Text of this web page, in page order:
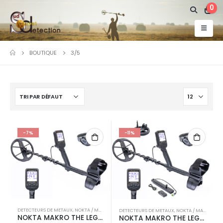
0
BOUTIQUE 3/5
-7%
DETECTEURS DE METAUX, NOKTA / MAKRO
NOKTA MAKRO THE LEGEND
-11%
DETECTEURS DE METAUX, NOKTA / MAKRO
NOKTA MAKRO THE LEGEND PRO PACK